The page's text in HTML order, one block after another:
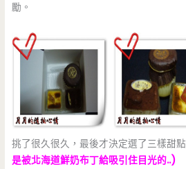
勵。
挑了很久很久，最後才決定選了三樣甜點
是被北海道鮮奶布丁給吸引住目光的..)